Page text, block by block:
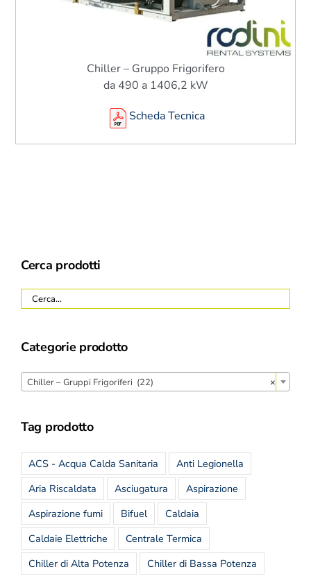
Chiller – Gruppo Frigorifero
da 490 a 1406,2 kW
Scheda Tecnica
Cerca prodotti
Categorie prodotto
×
Chiller – Gruppi Frigoriferi (22)
Tag prodotto
ACS - Acqua Calda Sanitaria
Anti Legionella
Aria Riscaldata
Asciugatura
Aspirazione
Aspirazione fumi
Bifuel
Caldaia
Caldaie Elettriche
Centrale Termica
Chiller di Alta Potenza
Chiller di Bassa Potenza